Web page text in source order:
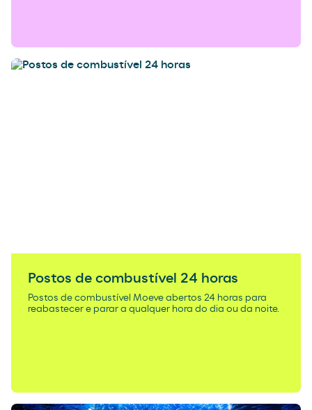
Postos de combustível 24 horas
Postos de combustível Moeve abertos 24 horas para
reabastecer e parar a qualquer hora do dia ou da noite.